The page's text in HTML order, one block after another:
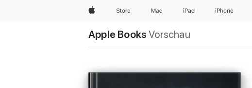
Apple Store Mac iPad iPhone
Apple Books Vorschau